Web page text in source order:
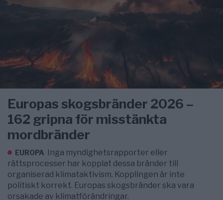
Europas skogsbränder 2026 –
162 gripna för misstänkta
mordbränder
EUROPA Inga myndighetsrapporter eller
rättsprocesser har kopplat dessa bränder till
organiserad klimataktivism. Kopplingen är inte
politiskt korrekt. Europas skogsbränder ska vara
orsakade av klimatförändringar.